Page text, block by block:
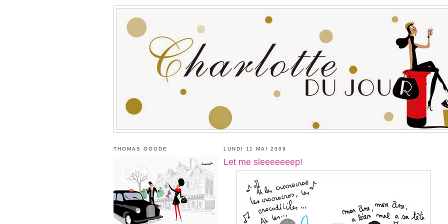
THOMAS GOODE LUNDI 11 MAI 2009
Let me sleeeeeeep!